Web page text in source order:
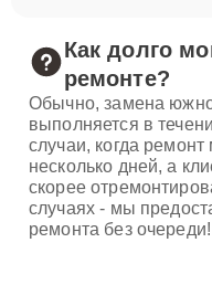
Как долго
ремонте?
Обычно, замена
выполняется в
случаи, когда ремонт
несколько дней, а
скорее
случаях - мы
ремонта без очереди!